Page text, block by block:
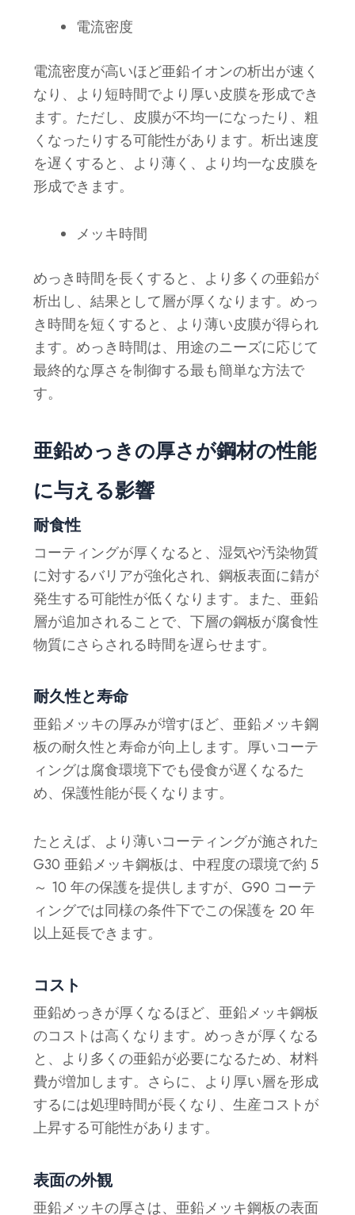
電流密度
電流密度が高いほど亜鉛イオンの析出が速く
なり、より短時間でより厚い皮膜を形成でき
ます。ただし、皮膜が不均一になったり、粗
くなったりする可能性があります。析出速度
を遅くすると、より薄く、より均一な皮膜を
形成できます。
メッキ時間
めっき時間を長くすると、より多くの亜鉛が
析出し、結果として層が厚くなります。めっ
き時間を短くすると、より薄い皮膜が得られ
ます。めっき時間は、用途のニーズに応じて
最終的な厚さを制御する最も簡単な方法で
す。
亜鉛めっきの厚さが鋼材の性能
に与える影響
耐食性
コーティングが厚くなると、湿気や汚染物質
に対するバリアが強化され、鋼板表面に錆が
発生する可能性が低くなります。また、亜鉛
層が追加されることで、下層の鋼板が腐食性
物質にさらされる時間を遅らせます。
耐久性と寿命
亜鉛メッキの厚みが増すほど、亜鉛メッキ鋼
板の耐久性と寿命が向上します。厚いコーテ
ィングは腐食環境下でも侵食が遅くなるた
め、保護性能が長くなります。
たとえば、より薄いコーティングが施された
G30 亜鉛メッキ鋼板は、中程度の環境で約 5
～ 10 年の保護を提供しますが、G90 コーテ
ィングでは同様の条件下でこの保護を 20 年
以上延長できます。
コスト
亜鉛めっきが厚くなるほど、亜鉛メッキ鋼板
のコストは高くなります。めっきが厚くなる
と、より多くの亜鉛が必要になるため、材料
費が増加します。さらに、より厚い層を形成
するには処理時間が長くなり、生産コストが
上昇する可能性があります。
表面の外観
亜鉛メッキの厚さは、亜鉛メッキ鋼板の表面